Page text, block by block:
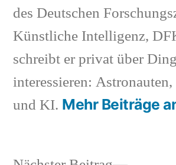
des Deutschen
Künstliche Intelligenz,
schreibt er privat über
interessieren: Astronauten,
und KI. Mehr Beiträge